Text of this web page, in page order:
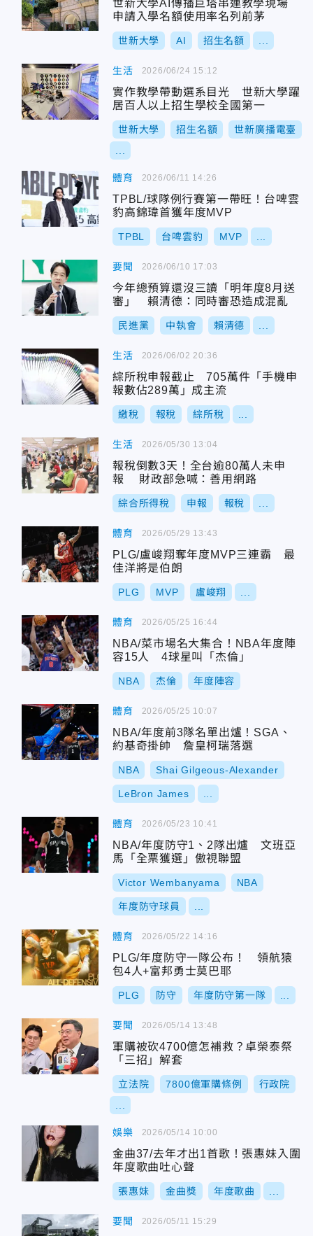
世新大學AI傳播巨塔串連教學現場
申請入學名額使用率名列前茅
世新大學 AI 招生名額
生活
實作教學帶動選系目光 世新大學躍
居百人以上招生學校全國第一
世新大學 招生名額 世新廣播電臺
2026/06/24 15:12
體育
TPBL/球隊例行賽第一帶旺！台啤雲
豹高錦瑋首獲年度MVP
TPBL 台啤雲豹 MVP
2026/06/11 14:26
要聞
今年總預算還沒三讀「明年度8月送
審」 賴清德：同時審恐造成混亂
民進黨 中執會 賴清德
2026/06/10 17:03
生活
綜所稅申報截止 705萬件「手機申
報數佔289萬」成主流
繳稅 報稅 綜所稅
2026/06/02 20:36
生活
報稅倒數3天！全台逾80萬人未申
報 財政部急喊：善用網路
綜合所得稅 申報 報稅
2026/05/30 13:04
體育
PLG/盧峻翔奪年度MVP三連霸 最
佳洋將是伯朗
PLG MVP 盧峻翔
2026/05/29 13:43
體育
NBA/菜市場名大集合！NBA年度陣
容15人 4球星叫「杰倫」
NBA 杰倫 年度陣容
2026/05/25 16:44
體育
NBA/年度前3隊名單出爐！SGA、
約基奇掛帥 詹皇柯瑞落選
NBA Shai Gilgeous-Alexander
LeBron James
2026/05/25 10:07
體育
NBA/年度防守1、2隊出爐 文班亞
馬「全票獲選」傲視聯盟
Victor Wembanyama NBA
年度防守球員
2026/05/23 10:41
體育
PLG/年度防守一隊公布！ 領航猿
包4人+富邦勇士莫巴耶
PLG 防守 年度防守第一隊
2026/05/22 14:16
要聞
軍購被砍4700億怎補救？卓榮泰祭
「三招」解套
立法院 7800億軍購條例 行政院
2026/05/14 13:48
娛樂
金曲37/去年才出1首歌！張惠妹入圍
年度歌曲吐心聲
張惠妹 金曲獎 年度歌曲
2026/05/14 10:00
要聞 2026/05/11 15:29